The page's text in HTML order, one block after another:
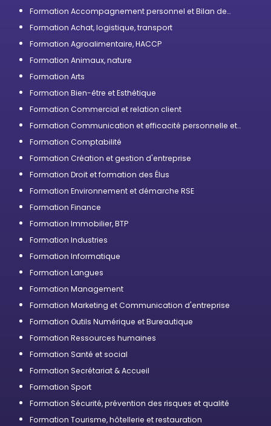
Formation Accompagnement personnel et Bilan de
Formation Achat, logistique, transport
Formation Agroalimentaire, HACCP
Formation Animaux, nature
Formation Arts
Formation Bien-être et Esthétique
Formation Commercial et relation client
Formation Communication et efficacité personnelle et
Formation Comptabilité
Formation Création et gestion d'entreprise
Formation Droit et formation des Élus
Formation Environnement et démarche RSE
Formation Finance
Formation Immobilier, BTP
Formation Industries
Formation Informatique
Formation Langues
Formation Management
Formation Marketing et Communication d'entreprise
Formation Outils Numérique et Bureautique
Formation Ressources humaines
Formation Santé et social
Formation Secrétariat & Accueil
Formation Sport
Formation Sécurité, prévention des risques et qualité
Formation Tourisme, hôtellerie et restauration